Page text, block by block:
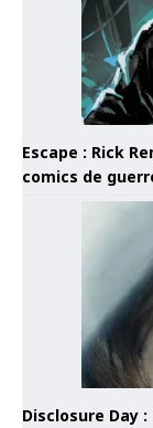
Escape : Rick
comics de
Disclosure Day